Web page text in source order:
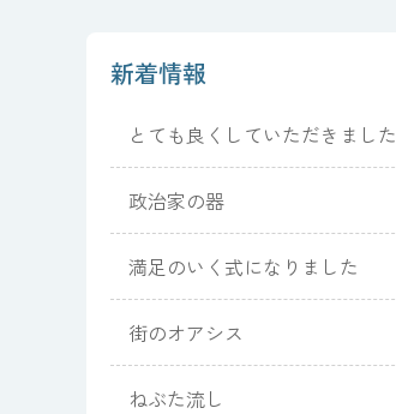
新着情報
とても良くしていただきました
政治家の器
満足のいく式になりました
街のオアシス
ねぶた流し